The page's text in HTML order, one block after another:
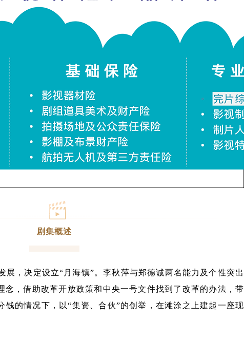
剧集概述
展，决定设立“月海镇”。李秋萍与郑德诚两名能力及个性突出
念，借助改革开放政策和中央一号文件找到了改革的办法，带
钱的情况下，以“集资、合伙”的创举，在滩涂之上建起一座现